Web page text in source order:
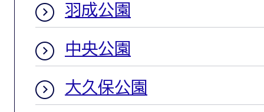
羽成公園
中央公園
大久保公園